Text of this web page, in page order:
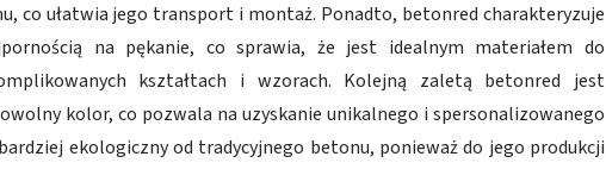
co ułatwia jego transport i montaż. Ponadto, betonred charakteryzuje
na pękanie, co sprawia, że jest idealnym materiałem do
kształtach i wzorach. Kolejną zaletą betonred jest
kolor, co pozwala na uzyskanie unikalnego i spersonalizowanego
ekologiczny od tradycyjnego betonu, ponieważ do jego produkcji